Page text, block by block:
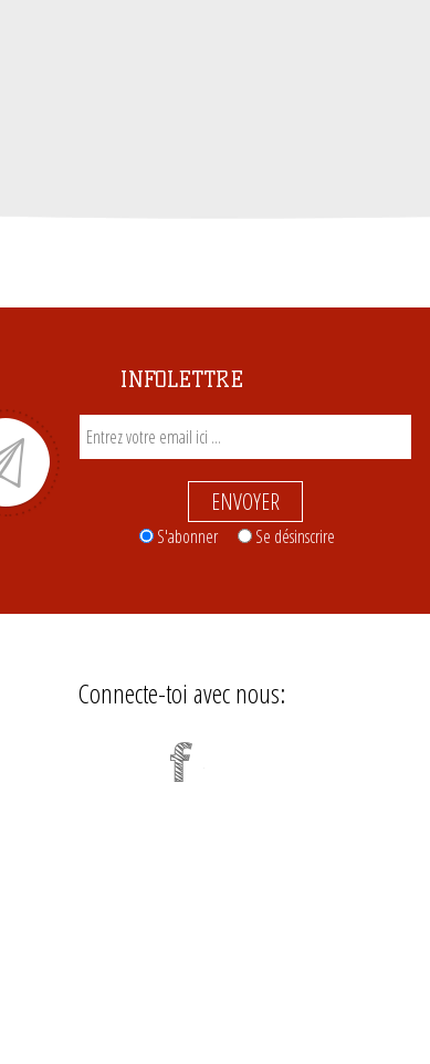
INFOLETTRE
ENVOYER
S'abonner Se désinscrire
Connecte-toi avec nous: